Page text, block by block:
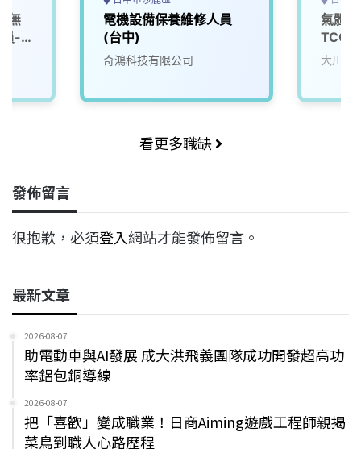
無
-
電機設備保養維修人員
(台中)
奇鴻科技有限公司
氣體
tsmc)
大川研
看更多職缺
發佈留言
很抱歉，必須登入網站才能發佈留言。
最新文章
2026-08-07
助電動車與AI發展 成大洪飛義團隊成功開發超高功
率鋁包銅導線
2026-08-07
把「喜歡」變成職業！日商Aiming遊戲工程師親揭
菜鳥到職人心路歷程